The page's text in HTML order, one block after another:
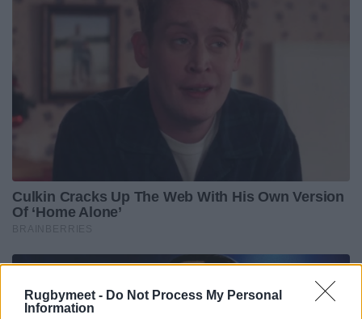
Rugbymeet - Do Not Process My Personal
Information